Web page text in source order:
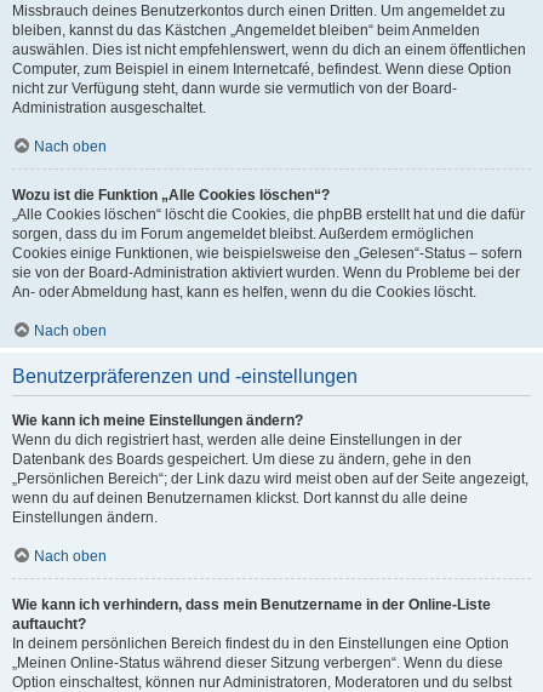
Missbrauch deines Benutzerkontos durch einen Dritten. Um angemeldet zu
bleiben, kannst du das Kästchen „Angemeldet bleiben“ beim Anmelden
auswählen. Dies ist nicht empfehlenswert, wenn du dich an einem öffentlichen
Computer, zum Beispiel in einem Internetcafé, befindest. Wenn diese Option
nicht zur Verfügung steht, dann wurde sie vermutlich von der Board-
Administration ausgeschaltet.
Nach oben
Wozu ist die Funktion „Alle Cookies löschen“?
„Alle Cookies löschen“ löscht die Cookies, die phpBB erstellt hat und die dafür
sorgen, dass du im Forum angemeldet bleibst. Außerdem ermöglichen
Cookies einige Funktionen, wie beispielsweise den „Gelesen“-Status – sofern
sie von der Board-Administration aktiviert wurden. Wenn du Probleme bei der
An- oder Abmeldung hast, kann es helfen, wenn du die Cookies löscht.
Nach oben
Benutzerpräferenzen und -einstellungen
Wie kann ich meine Einstellungen ändern?
Wenn du dich registriert hast, werden alle deine Einstellungen in der
Datenbank des Boards gespeichert. Um diese zu ändern, gehe in den
„Persönlichen Bereich“; der Link dazu wird meist oben auf der Seite angezeigt,
wenn du auf deinen Benutzernamen klickst. Dort kannst du alle deine
Einstellungen ändern.
Nach oben
Wie kann ich verhindern, dass mein Benutzername in der Online-Liste
auftaucht?
In deinem persönlichen Bereich findest du in den Einstellungen eine Option
„Meinen Online-Status während dieser Sitzung verbergen“. Wenn du diese
Option einschaltest, können nur Administratoren, Moderatoren und du selbst